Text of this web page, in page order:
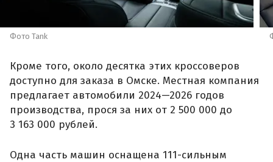
Фото Tank
Кроме того, около десятка этих кроссоверов
доступно для заказа в Омске. Местная компания
предлагает автомобили 2024—2026 годов
производства, прося за них от 2 500 000 до
3 163 000 рублей.
Одна часть машин оснащена 111-сильным